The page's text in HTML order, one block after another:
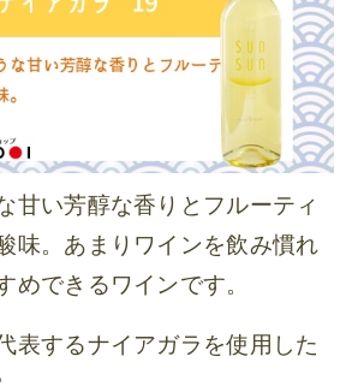
甘い芳醇な香りとフルーティ
味。あまりワインを飲み慣れ
めできるワインです。
表するナイアガラを使用した